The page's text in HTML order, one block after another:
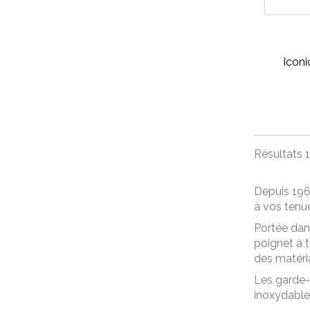
Résultats
Depuis
à vos
Portée
poignet à
des
Les